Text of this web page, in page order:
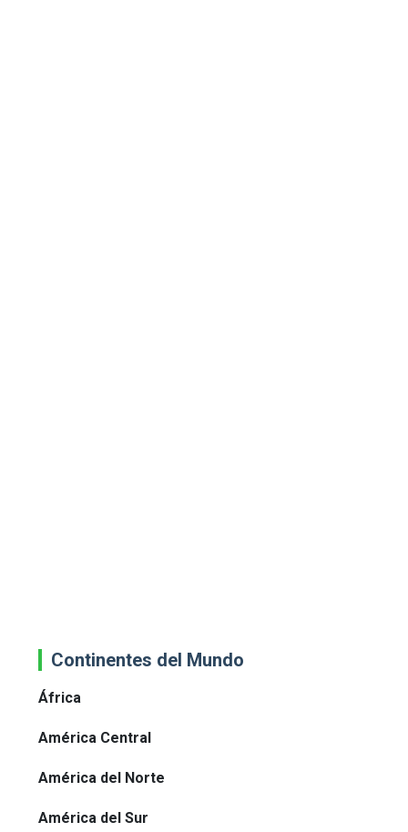
Continentes del Mundo
África
América Central
América del Norte
América del Sur